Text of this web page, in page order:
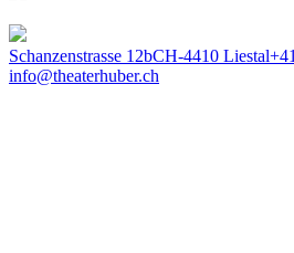
Schanzenstrasse 12bCH-4410 Liestal
info@theaterhuber.ch